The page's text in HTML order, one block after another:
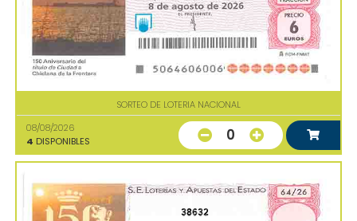
SORTEO DE LOTERIA NACIONAL
08/08/2026
4 DISPONIBLES 0
38632